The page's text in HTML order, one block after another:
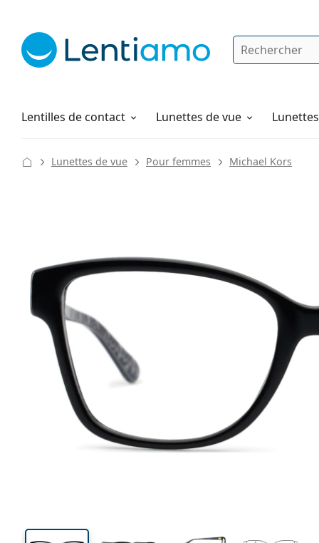
Rechercher
Lentilles de contact
Produits d'entretien Lunettes de vue
Comment commander
Lunettes de vue Pour femmes Michael Kors
41 mm
Hauteur des verres Largeur des verres
Largeur
des verres